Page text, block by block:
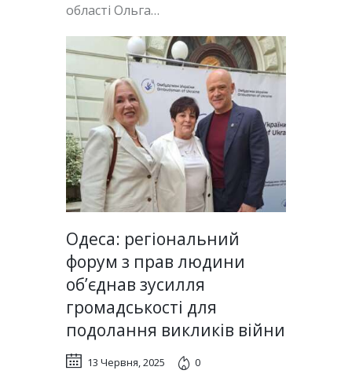
області Ольга…
Одеса: регіональний
форум з прав людини
об’єднав зусилля
громадськості для
подолання викликів війни
13 Червня, 2025 0